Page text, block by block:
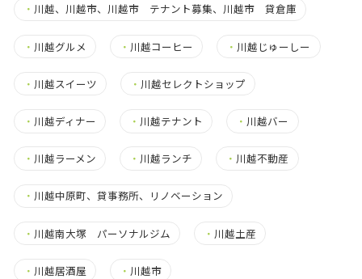
・ 川越、川越市、川越市 テナント募集、川越市 貸倉庫
・ 川越グルメ ・ 川越コーヒー ・ 川越じゅーしー
・ 川越スイーツ ・ 川越セレクトショップ
・ 川越ディナー ・ 川越テナント ・ 川越バー
・ 川越ラーメン ・ 川越ランチ ・ 川越不動産
・ 川越中原町、貸事務所、リノベーション
・ 川越南大塚 パーソナルジム ・ 川越土産
・ 川越居酒屋 ・ 川越市